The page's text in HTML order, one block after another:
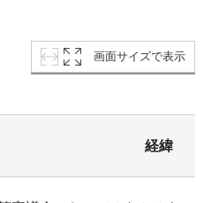
画面サイズで表示
経緯